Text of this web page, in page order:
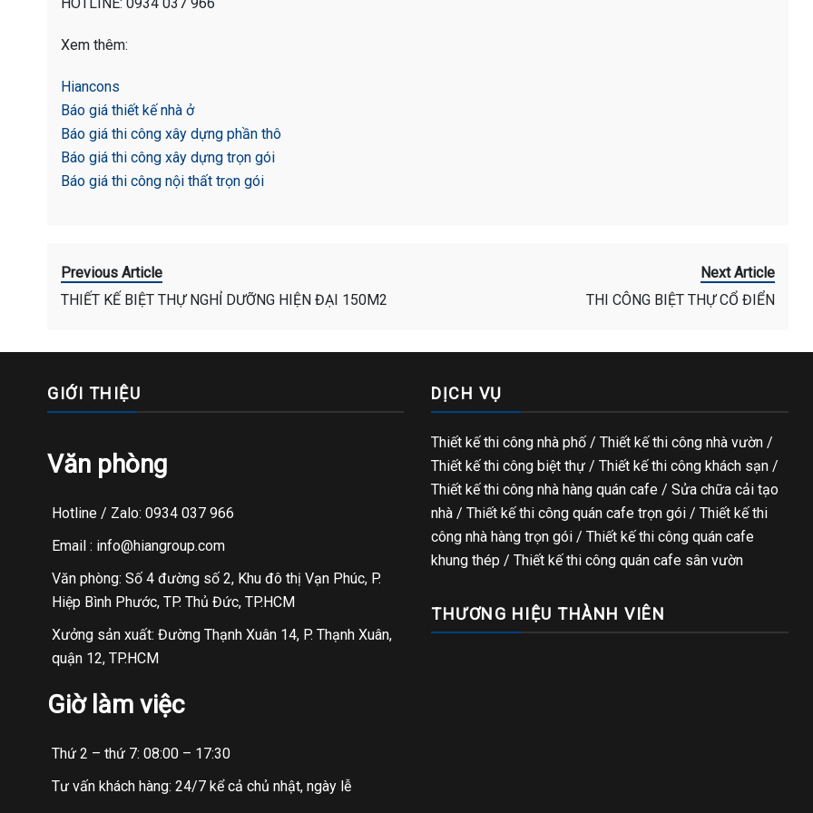
Xem thêm:
Hiancons
Báo giá thiết kế nhà ở
Báo giá thi công xây dựng phần thô
Báo giá thi công xây dựng trọn gói
Báo giá thi công nội thất trọn gói
Previous Article
THIẾT KẾ BIỆT THỰ NGHỈ DƯỠNG HIỆN ĐẠI 150M2
Next Article
THI CÔNG BIỆT THỰ CỔ ĐIỂN
GIỚI THIỆU
Văn phòng
Hotline / Zalo: 0934 037 966
Email : info@hiangroup.com
Văn phòng: Số 4 đường số 2, Khu đô thị Vạn Phúc, P.
Hiệp Bình Phước, TP. Thủ Đức, TP.HCM
Xưởng sản xuất: Đường Thạnh Xuân 14, P. Thạnh Xuân,
quận 12, TP.HCM
Giờ làm việc
Thứ 2 – thứ 7: 08:00 – 17:30
Tư vấn khách hàng: 24/7 kể cả chủ nhật, ngày lễ
DỊCH VỤ
Thiết kế thi công nhà phố /Thiết kế thi công nhà vườn /
Thiết kế thi công biệt thự /Thiết kế thi công khách sạn /
Thiết kế thi công nhà hàng quán cafe /Sửa chữa cải tạo
nhà /Thiết kế thi công quán cafe trọn gói /Thiết kế thi
công nhà hàng trọn gói /Thiết kế thi công quán cafe
khung thép /Thiết kế thi công quán cafe sân vườn
THƯƠNG HIỆU THÀNH VIÊN